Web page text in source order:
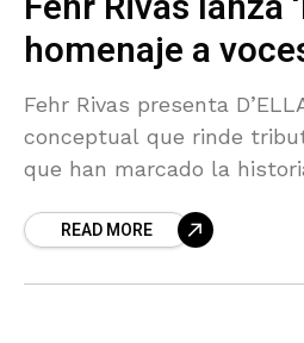
homenaje a
Fehr Rivas presenta
conceptual que rinde
que han marcado la
reinterpretaciones de
READ MORE